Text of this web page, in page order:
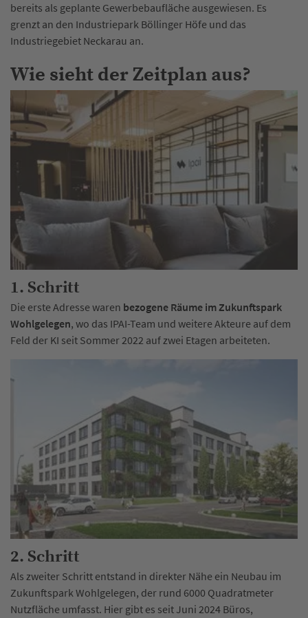
bereits als geplante Gewerbebaufläche ausgewiesen. Es
grenzt an den Industriepark Böllinger Höfe und das
Industriegebiet Neckarau an.
Wie sieht der Zeitplan aus?
1. Schritt
Die erste Adresse waren bezogene Räume im Zukunftspark
Wohlgelegen, wo das IPAI-Team und weitere Akteure auf dem
Feld der KI seit Sommer 2022 auf zwei Etagen arbeiteten.
2. Schritt
Als zweiter Schritt entstand in direkter Nähe ein Neubau im
Zukunftspark Wohlgelegen, der rund 6000 Quadratmeter
Nutzfläche umfasst. Hier gibt es seit Juni 2024 Büros,